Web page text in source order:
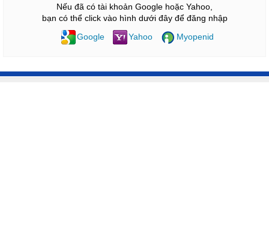
Nếu đã có tài khoản Google hoặc Yahoo,
bạn có thể click vào hình dưới đây để đăng nhập
Google
Yahoo Myopenid